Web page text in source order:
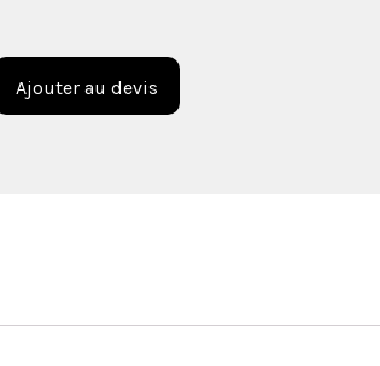
Ajouter au devis